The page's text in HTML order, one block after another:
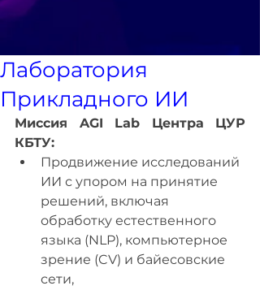
Лаборатория
Прикладного ИИ
Миссия AGI Lab Центра ЦУР
КБТУ:
Продвижение исследований
ИИ с упором на принятие
решений, включая
обработку естественного
языка (NLP), компьютерное
зрение (CV) и байесовские
сети,